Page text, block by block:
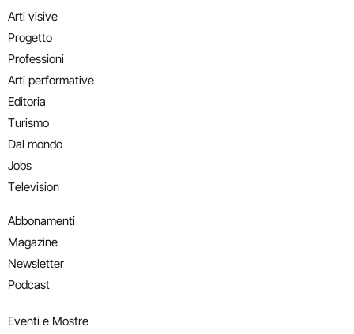
Arti visive
Progetto
Professioni
Arti performative
Editoria
Turismo
Dal mondo
Jobs
Television
Abbonamenti
Magazine
Newsletter
Podcast
Eventi e Mostre